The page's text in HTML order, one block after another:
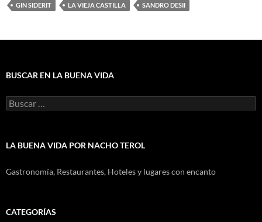
GIN SIDERIT LA VIEJA CASTILLA SANDRO DESII
BUSCAR EN LA BUENA VIDA
Buscar:
LA BUENA VIDA POR NACHO TEROL
Gastronomía, Restaurantes, Hoteles y lugares con encanto
CATEGORÍAS